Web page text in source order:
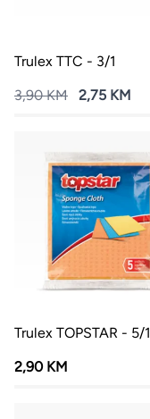
Trulex TTC - 3/1
3,90 KM
2,75 KM
Trulex TOPSTAR - 5/1
2,90 KM